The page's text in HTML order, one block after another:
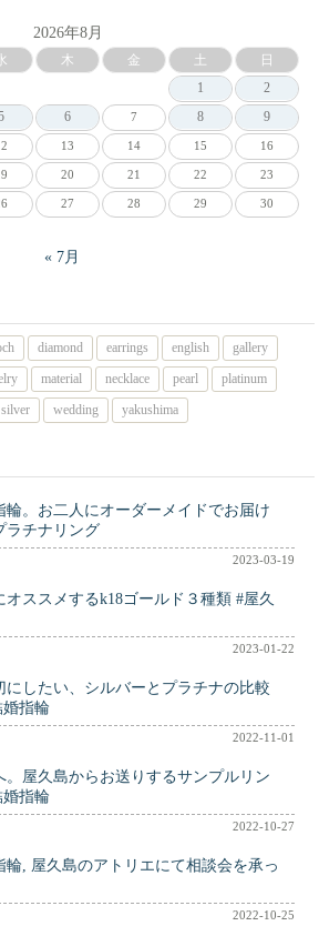
2026年8月
木 金 土
日
1
2
6 7 8 9
13 14 15 16
20 21 22 23
27 28 29 30
« 7月
diamond earrings english
gallery
material necklace pearl
platinum
silver wedding yakushima
輪。お二人にオーダーメイドでお届け
ラチナリング
2023-03-19
ススメするk18ゴールド３種類 #屋久
2023-01-22
にしたい、シルバーとプラチナの比較
指輪
2022-11-01
。屋久島からお送りするサンプルリン
指輪
2022-10-27
輪, 屋久島のアトリエにて相談会を承っ
2022-10-25